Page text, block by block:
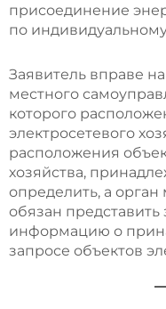
присоединение
по
Заявитель вправе
местного
которого
электросетевого
расположения
хозяйства,
определить, а
обязан представить
информацию о
запросе объектов